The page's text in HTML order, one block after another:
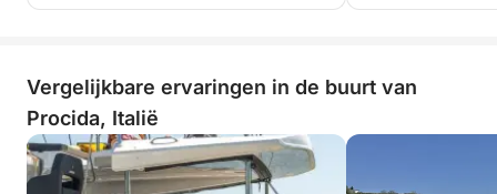
Vergelijkbare ervaringen in de buurt van
Procida, Italië